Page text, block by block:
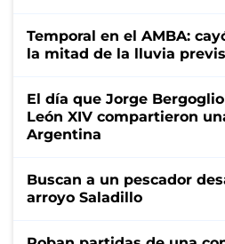
Temporal en el AMBA:
la mitad de la lluvia
El día que Jorge
León XIV compartieron
Argentina
Buscan a un pescador
arroyo Saladillo